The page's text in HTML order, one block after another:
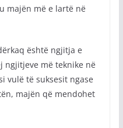
majën më e lartë në
është ngjitja e
ngjitjeve më teknike në
vulë të suksesit ngase
majën që mendohet